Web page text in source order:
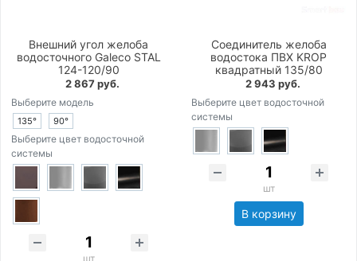
Внешний угол желоба
водосточного Galeco STAL
124-120/90
2 867 руб.
Выберите модель
135° 90°
Выберите цвет водосточной
системы
шт
Соединитель желоба
водостока ПВХ KROP
квадратный 135/80
2 943 руб.
Выберите цвет водосточной
системы
шт
В корзину